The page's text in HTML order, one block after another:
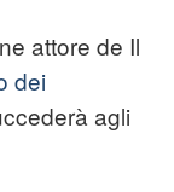
attore de Il
dei
agli